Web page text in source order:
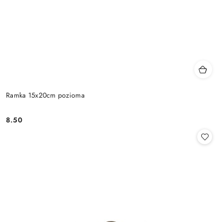
Ramka 15x20cm pozioma
Cena:
8.50